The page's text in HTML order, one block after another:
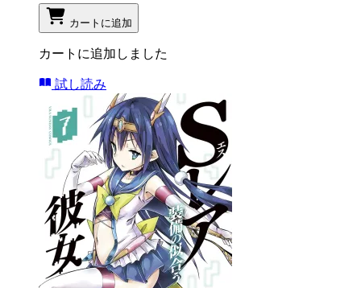
カートに追加
カートに追加しました
試し読み